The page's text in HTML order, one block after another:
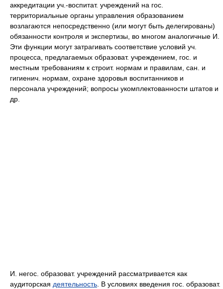
аккредитации уч.-воспитат. учреждений на гос.
территориальные органы управления образованием
возлагаются непосредственно (или могут быть делегированы)
обязанности контроля и экспертизы, во многом аналогичные И.
Эти функции могут затрагивать соответствие условий уч.
процесса, предлагаемых образоват. учреждением, гос. и
местным требованиям к строит. нормам и правилам, сан. и
гигиенич. нормам, охране здоровья воспитанников и
персонала учреждений; вопросы укомплектованности штатов и
др.
И. негос. образоват. учреждений рассматривается как
аудиторская деятельность . В условиях введения гос. образоват.